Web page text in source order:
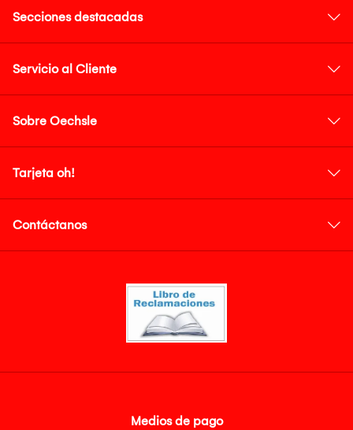
Secciones destacadas
Servicio al Cliente
Sobre Oechsle
Tarjeta oh!
Contáctanos
Medios de pago